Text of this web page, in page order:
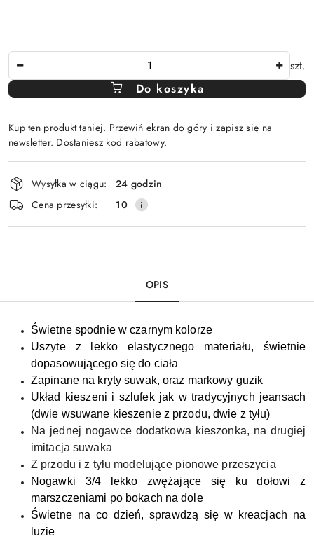
szt.
Do koszyka
Kup ten produkt taniej. Przewiń ekran do góry i zapisz się na
newsletter. Dostaniesz kod rabatowy.
Dostępność
i
dostawa
Wysyłka w ciągu:
24 godzin
Cena przesyłki:
10
OPIS
Świetne spodnie w czarnym kolorze
Uszyte z lekko elastycznego materiału, świetnie
dopasowującego się do ciała
Zapinane na kryty suwak, oraz markowy guzik
Układ kieszeni i szlufek jak w tradycyjnych jeansach
(dwie wsuwane kieszenie z przodu, dwie z tyłu)
Na jednej nogawce dodatkowa kieszonka, na drugiej
imitacja suwaka
Z przodu i z tyłu modelujące pionowe przeszycia
Nogawki 3/4 lekko zwężające się ku dołowi z
marszczeniami po bokach na dole
Świetne na co dzień, sprawdzą się w kreacjach na
luzie